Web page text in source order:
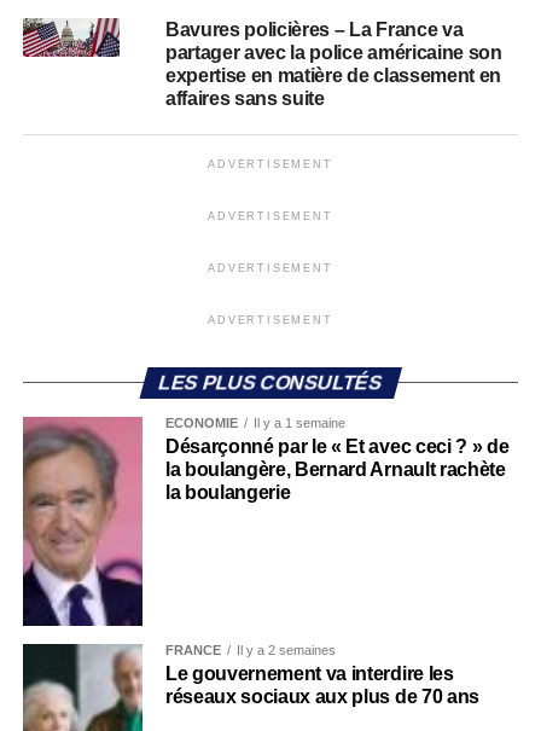
Bavures policières – La France va
partager avec la police américaine son
expertise en matière de classement en
affaires sans suite
ADVERTISEMENT
ADVERTISEMENT
ADVERTISEMENT
ADVERTISEMENT
LES PLUS CONSULTÉS
ECONOMIE Il y a 1 semaine
Désarçonné par le « Et avec ceci ? » de
la boulangère, Bernard Arnault rachète
la boulangerie
FRANCE Il y a 2 semaines
Le gouvernement va interdire les
réseaux sociaux aux plus de 70 ans